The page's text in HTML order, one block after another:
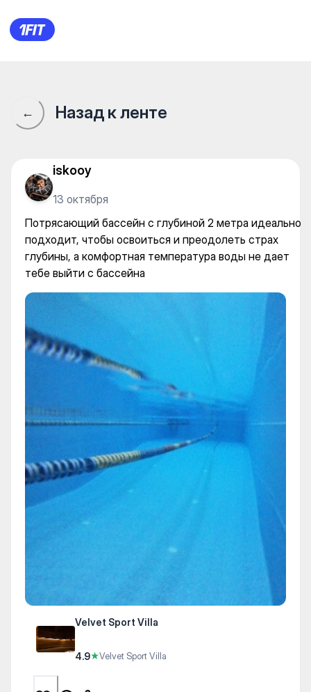
Velvet Sport Villa — Gym
← Назад к ленте
iskooy
13 октября
Потрясающий бассейн с глубиной 2 метра идеально
подходит, чтобы освоиться и преодолеть страх
глубины, а комфортная температура воды не дает
тебе выйти с бассейна
Velvet Sport Villa
4.9★Velvet Sport Villa